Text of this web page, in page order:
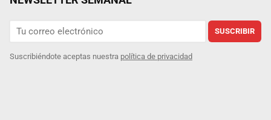
SUSCRIBIR
Suscribiéndote aceptas nuestra política de privacidad